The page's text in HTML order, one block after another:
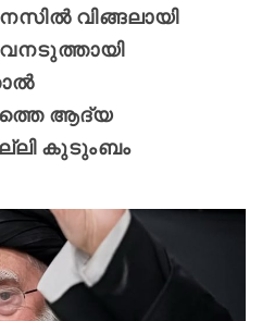
വിങ്ങലായി
ആദ്യ
കുടുംബം